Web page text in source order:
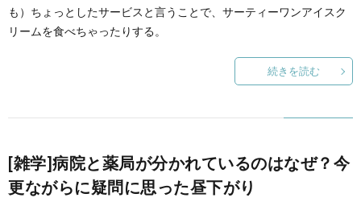
つ
も）ちょっとしたサービスと言うことで、サーティーワンアイスク
リームを食べちゃったりする。
続きを読む
[雑学]病院と薬局が分かれているのはなぜ？今
更ながらに疑問に思った昼下がり